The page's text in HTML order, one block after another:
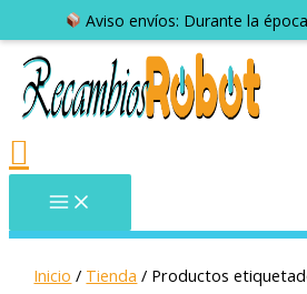
Aviso envíos: Durante la
Inicio / Tienda / Productos